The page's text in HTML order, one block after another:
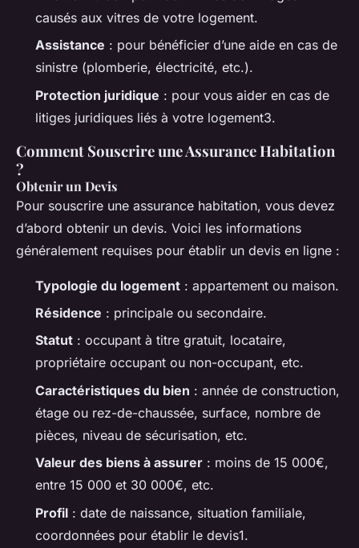
causés aux vitres de votre logement.
Assistance : pour bénéficier d’une aide en cas de
sinistre (plomberie, électricité, etc.).
Protection juridique : pour vous aider en cas de
litiges juridiques liés à votre logement3.
Comment Souscrire une Assurance Habitation
?
Obtenir un Devis
Pour souscrire une assurance habitation, vous devez
d’abord obtenir un devis. Voici les informations
généralement requises pour établir un devis en ligne :
Typologie du logement : appartement ou maison.
Résidence : principale ou secondaire.
Statut : occupant à titre gratuit, locataire,
propriétaire occupant ou non-occupant, etc.
Caractéristiques du bien : année de construction,
étage ou rez-de-chaussée, surface, nombre de
pièces, niveau de sécurisation, etc.
Valeur des biens à assurer : moins de 15 000€,
entre 15 000 et 30 000€, etc.
Profil : date de naissance, situation familiale,
coordonnées pour établir le devis1.